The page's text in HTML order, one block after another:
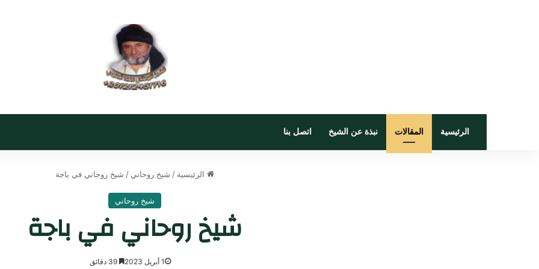
الرئيسية المقالات نبذة عن الشيخ اتصل بنا
الرئيسية / شيخ روحاني / شيخ روحاني في باجة
شيخ روحاني
شيخ روحاني في باجة
1 أبريل 2023